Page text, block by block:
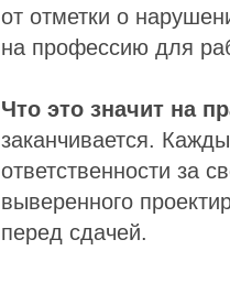
от отметки о
на профессию для
Что это значит на
заканчивается.
ответственности за
выверенного
перед сдачей.